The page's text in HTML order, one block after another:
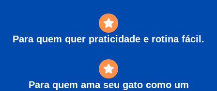
Para quem quer praticidade e rotina fácil.
Para quem ama seu gato como um